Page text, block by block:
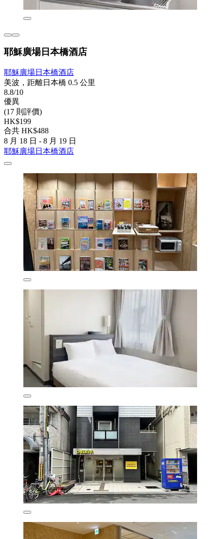
耶穌廣場日本橋酒店
耶穌廣場日本橋酒店
美波，距離日本橋 0.5 公里
8.8/10
優異
(17 則評價)
HK$199
合共 HK$488
8 月 18 日 - 8 月 19 日
耶穌廣場日本橋酒店